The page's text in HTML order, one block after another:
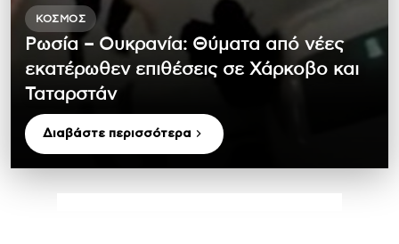
ΚΌΣΜΟΣ
Ρωσία – Ουκρανία: Θύματα από νέες
εκατέρωθεν επιθέσεις σε Χάρκοβο και
Ταταρστάν
Διαβάστε περισσότερα